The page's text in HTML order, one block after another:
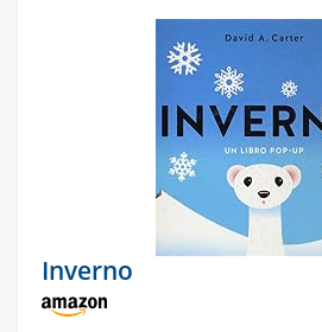
Inverno